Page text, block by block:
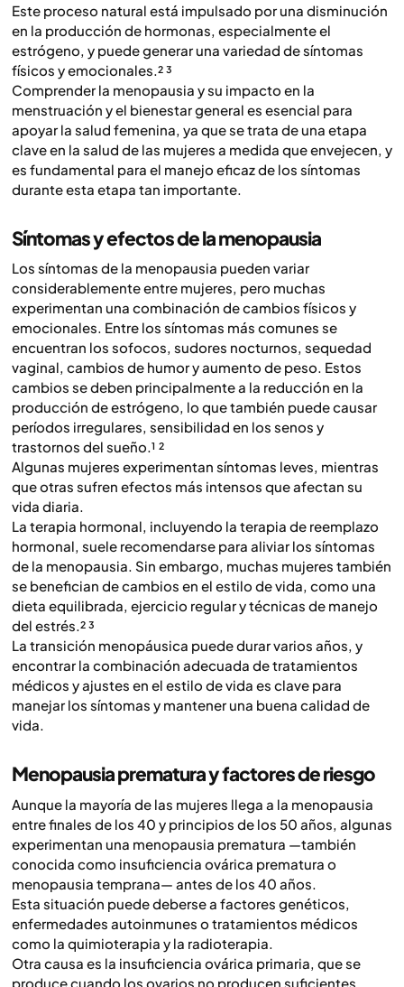
Este proceso natural está impulsado por una disminución
en la producción de hormonas, especialmente el
estrógeno, y puede generar una variedad de síntomas
físicos y emocionales.² ³
Comprender la menopausia y su impacto en la
menstruación y el bienestar general es esencial para
apoyar la salud femenina, ya que se trata de una etapa
clave en la salud de las mujeres a medida que envejecen, y
es fundamental para el manejo eficaz de los síntomas
durante esta etapa tan importante.
Síntomas y efectos de la menopausia
Los síntomas de la menopausia pueden variar
considerablemente entre mujeres, pero muchas
experimentan una combinación de cambios físicos y
emocionales. Entre los síntomas más comunes se
encuentran los sofocos, sudores nocturnos, sequedad
vaginal, cambios de humor y aumento de peso. Estos
cambios se deben principalmente a la reducción en la
producción de estrógeno, lo que también puede causar
períodos irregulares, sensibilidad en los senos y
trastornos del sueño.¹ ²
Algunas mujeres experimentan síntomas leves, mientras
que otras sufren efectos más intensos que afectan su
vida diaria.
La terapia hormonal, incluyendo la terapia de reemplazo
hormonal, suele recomendarse para aliviar los síntomas
de la menopausia. Sin embargo, muchas mujeres también
se benefician de cambios en el estilo de vida, como una
dieta equilibrada, ejercicio regular y técnicas de manejo
del estrés.² ³
La transición menopáusica puede durar varios años, y
encontrar la combinación adecuada de tratamientos
médicos y ajustes en el estilo de vida es clave para
manejar los síntomas y mantener una buena calidad de
vida.
Menopausia prematura y factores de riesgo
Aunque la mayoría de las mujeres llega a la menopausia
entre finales de los 40 y principios de los 50 años, algunas
experimentan una menopausia prematura —también
conocida como insuficiencia ovárica prematura o
menopausia temprana— antes de los 40 años.
Esta situación puede deberse a factores genéticos,
enfermedades autoinmunes o tratamientos médicos
como la quimioterapia y la radioterapia.
Otra causa es la insuficiencia ovárica primaria, que se
produce cuando los ovarios no producen suficientes